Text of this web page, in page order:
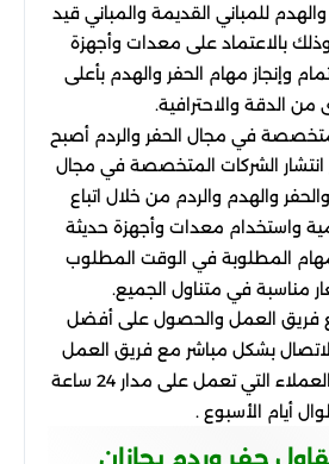
للمباني القديمة والمباني قيد
بالاعتماد على معدات وأجهزة
وإنجاز مهام الحفر والهدم بأعلى
الدقة والاحترافية.
في مجال الحفر والردم أصبح
الشركات المتخصصة في مجال
والهدم والردم من خلال اتباع
واستخدام معدات وأجهزة حديثة
المطلوبة في الوقت المطلوب
مناسبة في متناول الجميع.
فريق العمل والحصول على أفضل
بشكل مباشر مع فريق العمل
والتواصل مع خدمة العملاء التي تعمل على مدار 24 ساعة
أيام الأسبوع .